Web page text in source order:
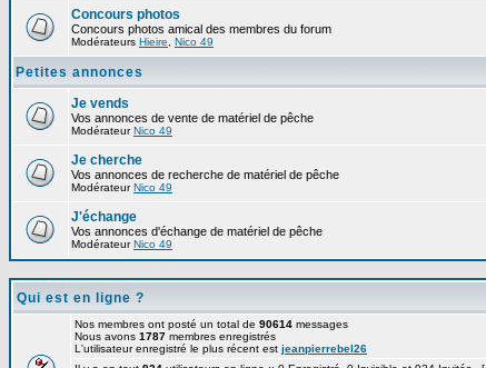
Concours photos
Concours photos amical des membres du forum
Modérateurs Hieire Nico 49
Petites annonces
Je vends
Vos annonces de vente de matériel de pêche
ModérateurNico 49
Je cherche
Vos annonces de recherche de matériel de pêche
ModérateurNico 49
J'échange
Vos annonces d'échange de matériel de pêche
ModérateurNico 49
Qui est en ligne ?
Nos membres ont posté un total de 90614 messages
Nous avons 1787 membres enregistrés
L'utilisateur enregistré le plus récent est jeanpierrebel26